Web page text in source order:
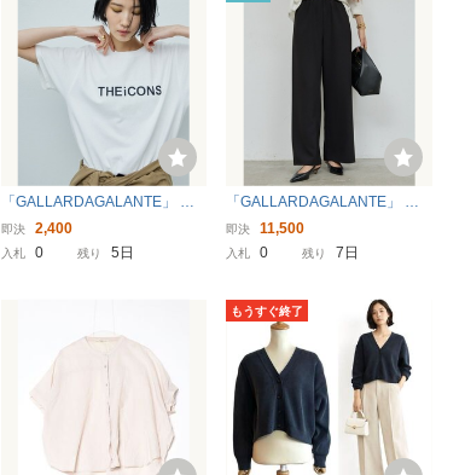
「GALLARDAGALANTE」 半
袖カットソー FREE ホワイト
レディース
即決 2,400
入札 0 残り 5日
「GALLARDAGALANTE」 イ
ージーパンツ 2 ブラック レデ
ィース
即決 11,500
入札 0 残り 7日
もうすぐ終了